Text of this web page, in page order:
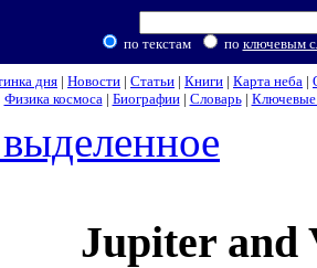
по текстам по ключевым
дня | Новости | Статьи | Книги | Карта неба |
Физика космоса| Биографии| Словарь| Ключевые
Jupiter and